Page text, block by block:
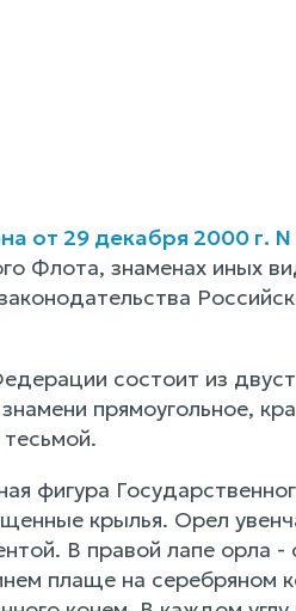
от 29 декабря 2000 г.
Флота, знаменах иных
состоит из
прямоугольное,
фигура
крылья. Орел
В правой лапе орла
плаще на